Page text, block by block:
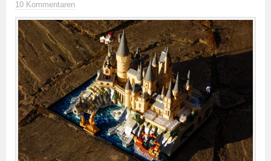
10 Kommentaren